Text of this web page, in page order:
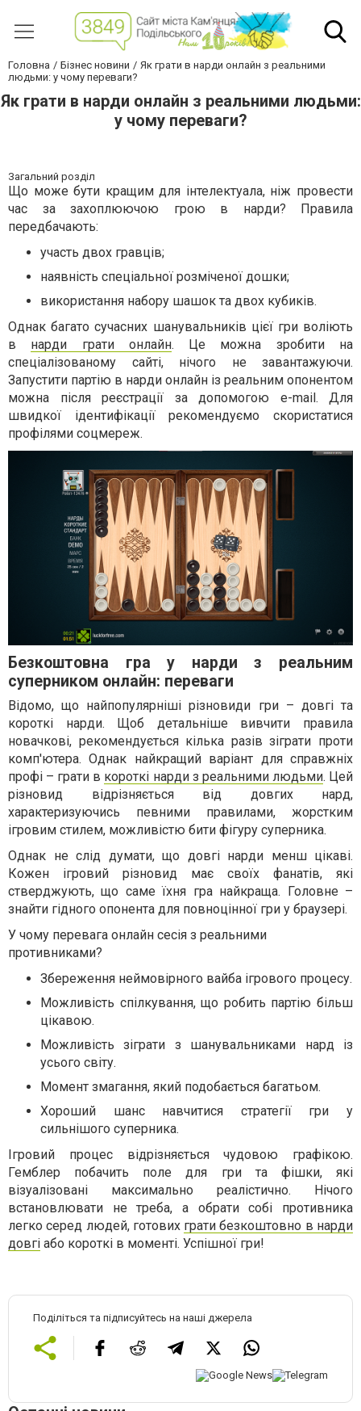
Головна Бізнес новини
Як грати в нарди онлайн з реальними
людьми: у чому переваги?
Як грати в нарди онлайн з реальними людьми:
у чому переваги?
Загальний розділ
Що може бути кращим для інтелектуала, ніж провести
час за захоплюючою грою в нарди? Правила
передбачають:
участь двох гравців;
наявність спеціальної розміченої дошки;
використання набору шашок та двох кубиків.
Однак багато сучасних шанувальників цієї гри воліють
в нарди грати онлайн. Це можна зробити на
спеціалізованому сайті, нічого не завантажуючи.
Запустити партію в нарди онлайн із реальним опонентом
можна після реєстрації за допомогою e-mail. Для
швидкої ідентифікації рекомендуємо скористатися
профілями соцмереж.
Безкоштовна гра у нарди з реальним
суперником онлайн: переваги
Відомо, що найпопулярніші різновиди гри – довгі та
короткі нарди. Щоб детальніше вивчити правила
новачкові, рекомендується кілька разів зіграти проти
комп'ютера. Однак найкращий варіант для справжніх
профі – грати в короткі нарди з реальними людьми. Цей
різновид відрізняється від довгих нард,
характеризуючись певними правилами, жорстким
ігровим стилем, можливістю бити фігуру суперника.
Однак не слід думати, що довгі нарди менш цікаві.
Кожен ігровий різновид має своїх фанатів, які
стверджують, що саме їхня гра найкраща. Головне –
знайти гідного опонента для повноцінної гри у браузері.
У чому перевага онлайн сесія з реальними
противниками?
Збереження неймовірного вайба ігрового процесу.
Можливість спілкування, що робить партію більш
цікавою.
Можливість зіграти з шанувальниками нард із
усього світу.
Момент змагання, який подобається багатьом.
Хороший шанс навчитися стратегії гри у
сильнішого суперника.
Ігровий процес відрізняється чудовою графікою.
Гемблер побачить поле для гри та фішки, які
візуалізовані максимально реалістично. Нічого
встановлювати не треба, а обрати собі противника
легко серед людей, готових грати безкоштовно в нарди
довгі або короткі в моменті. Успішної гри!
Поділіться та підписуйтесь на наші джерела